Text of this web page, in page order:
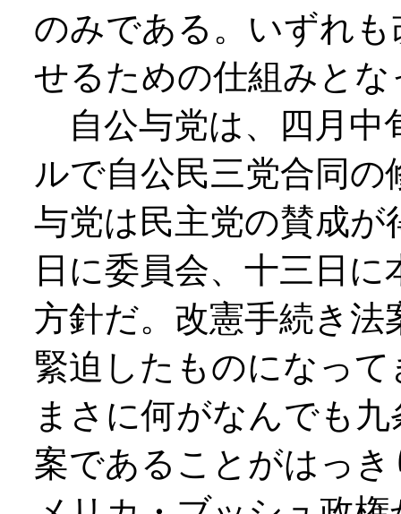
のみである。いずれ
せるための仕組みと
自公与党は、四月中
ルで自公民三党合同
与党は民主党の賛成
日に委員会、十三日
方針だ。改憲手続き
緊迫したものになっ
まさに何がなんでも
案であることがはっ